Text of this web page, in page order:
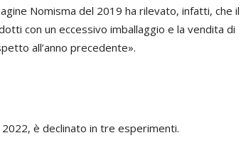
Nomisma del 2019 ha rilevato, infatti, che
con un eccessivo imballaggio e la vendita di
all’anno precedente».
è declinato in tre esperimenti.